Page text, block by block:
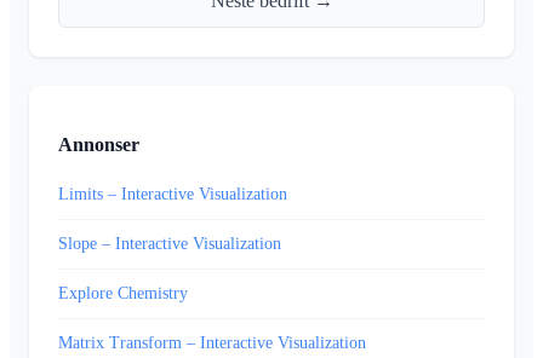
Annonser
Limits – Interactive Visualization
Slope – Interactive Visualization
Explore Chemistry
Matrix Transform – Interactive Visualization